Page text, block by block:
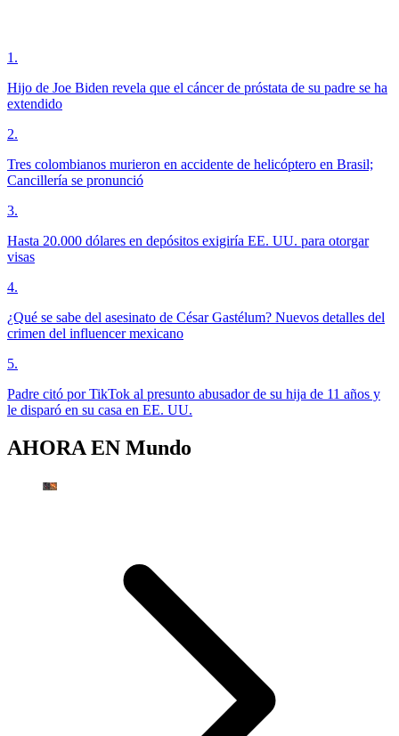
1 .
Hijo de Joe Biden revela que el cáncer de próstata de su padre se ha
extendido
2.
Tres colombianos murieron en accidente de helicóptero en Brasil;
Cancillería se pronunció
3.
Hasta 20.000 dólares en depósitos exigiría EE. UU. para otorgar
visas
4.
¿Qué se sabe del asesinato de César Gastélum? Nuevos detalles del
crimen del influencer mexicano
5.
Padre citó por TikTok al presunto abusador de su hija de 11 años y
le disparó en su casa en EE. UU.
AHORA EN Mundo